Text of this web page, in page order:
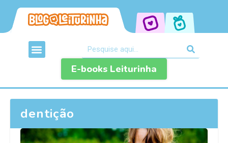
E-books Leiturinha
dentição